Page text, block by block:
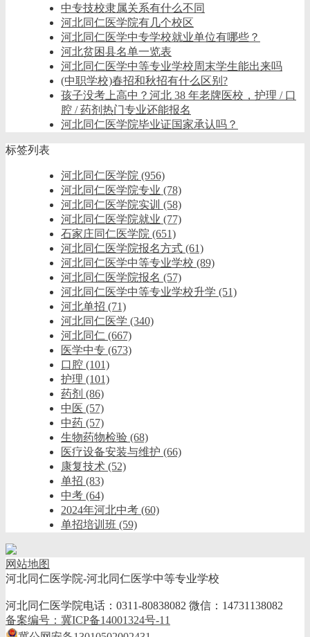
中专技校隶属关系有什么不同
河北同仁医学院有几个校区
河北同仁医学中专学校就业单位有哪些？
河北贫困县名单一览表
河北同仁医学中等专业学校周末学生能出来吗
(中职学校)春招和秋招有什么区别?
孩子没考上高中？河北 38 年老牌医校，护理 / 口
腔 / 药剂热门专业还能报名
河北同仁医学院毕业证国家承认吗？
标签列表
河北同仁医学院 (956)
河北同仁医学院专业 (78)
河北同仁医学院实训 (58)
河北同仁医学院就业 (77)
石家庄同仁医学院 (651)
河北同仁医学院报名方式 (61)
河北同仁医学中等专业学校 (89)
河北同仁医学院报名 (57)
河北同仁医学中等专业学校升学 (51)
河北单招 (71)
河北同仁医学 (340)
河北同仁 (667)
医学中专 (673)
口腔 (101)
护理 (101)
药剂 (86)
中医 (57)
中药 (57)
生物药物检验 (68)
医疗设备安装与维护 (66)
康复技术 (52)
单招 (83)
中考 (64)
2024年河北中考 (60)
单招培训班 (59)
网站地图
河北同仁医学院-河北同仁医学中等专业学校
河北同仁医学院电话：0311-80838082 微信：14731138082
备案编号：冀ICP备14001324号-11